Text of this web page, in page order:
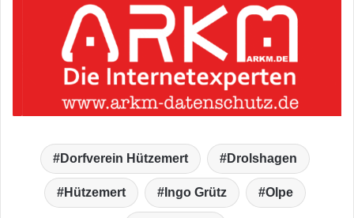
Dorfverein Hützemert Drolshagen
Hützemert Ingo Grütz Olpe